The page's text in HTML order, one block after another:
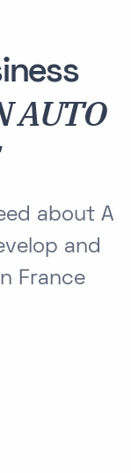
AUTO
about A
and
France